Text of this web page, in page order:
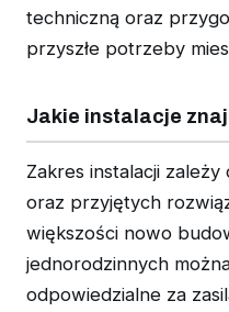
techniczną oraz
przyszłe potrzeby
Jakie instalacje
Zakres instalacji
oraz przyjętych
większości nowo
jednorodzinnych
odpowiedzialne za